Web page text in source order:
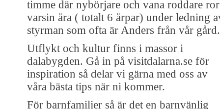
timme där nybörjare och vana roddare ror
varsin åra ( totalt 6 årpar) under ledning
styrman som ofta är Anders från vår gård.
Utflykt och kultur finns i massor i
dalabygden. Gå in på visitdalarna.se för
inspiration så delar vi gärna med oss av
våra bästa tips när ni kommer.
För barnfamiljer så är det en barnvänlig